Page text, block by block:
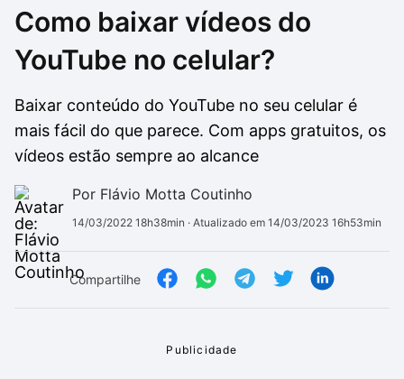
Drivers
Outros
Como baixar vídeos do
YouTube no celular?
Baixar conteúdo do YouTube no seu celular é
mais fácil do que parece. Com apps gratuitos, os
vídeos estão sempre ao alcance
Por Flávio Motta Coutinho
14/03/2022 18h38min · Atualizado em 14/03/2023 16h53min
Compartilhe